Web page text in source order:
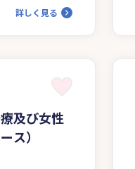
詳しく見る
及び女性
ス）